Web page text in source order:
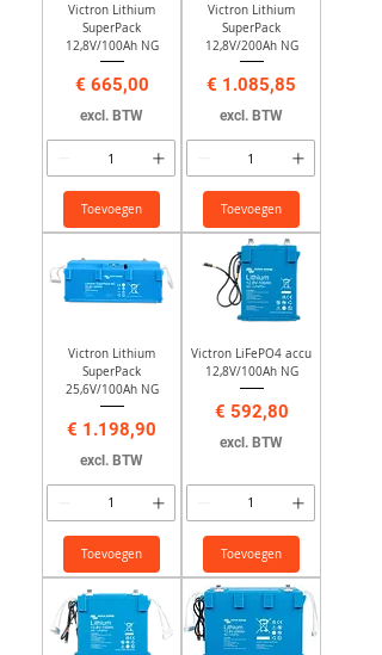
Victron Lithium
SuperPack
12,8V/100Ah NG
Prijs
€ 665,00
excl. BTW
Toevoegen
Victron Lithium
SuperPack
12,8V/200Ah NG
Prijs
€ 1.085,85
excl. BTW
Toevoegen
Victron Lithium
SuperPack
25,6V/100Ah NG
Prijs
€ 1.198,90
excl. BTW
Toevoegen
Victron LiFePO4 accu
12,8V/100Ah NG
Prijs
€ 592,80
excl. BTW
Toevoegen